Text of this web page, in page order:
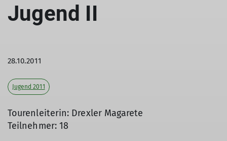
Jugend II
28.10.2011
Jugend 2011
Tourenleiterin: Drexler Magarete
Teilnehmer: 18